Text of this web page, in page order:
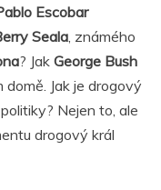
Escobar
Seala , známého
? Jak George Bush
domě. Jak je drogový
Nejen to, ale
drogový král